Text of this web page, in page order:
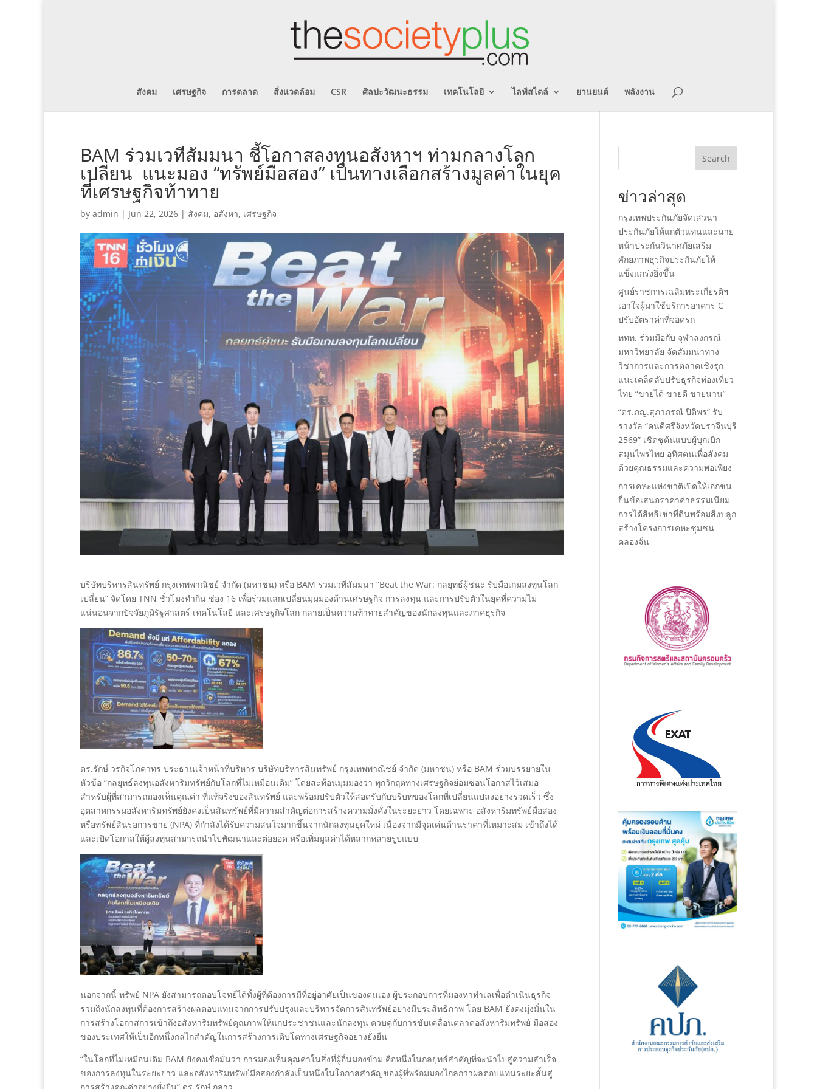
สังคม เศรษฐกิจ การตลาด สิ่งแวดล้อม CSR ศิลปะวัฒนะธรรม เทคโนโลยี ไลฟ์สไตล์ ยานยนต์ พลังงาน
BAM ร่วมเวทีสัมมนา ชี้โอกาสลงทุนอสังหาฯ ท่ามกลางโลก
เปลี่ยน แนะมอง “ทรัพย์มือสอง” เป็นทางเลือกสร้างมูลค่าในยุค
ที่เศรษฐกิจท้าทาย
by admin | Jun 22, 2026 | สังคม, อสังหา, เศรษฐกิจ
บริษัทบริหารสินทรัพย์ กรุงเทพพาณิชย์ จำกัด (มหาชน) หรือ BAM ร่วมเวทีสัมมนา “Beat the War: กลยุทธ์ผู้ชนะ รับมือเกมลงทุนโลก
เปลี่ยน” จัดโดย TNN ชั่วโมงทำกิน ช่อง 16 เพื่อร่วมแลกเปลี่ยนมุมมองด้านเศรษฐกิจ การลงทุน และการปรับตัวในยุคที่ความไม่
แน่นอนจากปัจจัยภูมิรัฐศาสตร์ เทคโนโลยี และเศรษฐกิจโลก กลายเป็นความท้าทายสำคัญของนักลงทุนและภาคธุรกิจ
ดร.รักษ์ วรกิจโภคาทร ประธานเจ้าหน้าที่บริหาร บริษัทบริหารสินทรัพย์ กรุงเทพพาณิชย์ จำกัด (มหาชน) หรือ BAM ร่วมบรรยายใน
หัวข้อ “กลยุทธ์ลงทุนอสังหาริมทรัพย์กับโลกที่ไม่เหมือนเดิม” โดยสะท้อนมุมมองว่า ทุกวิกฤตทางเศรษฐกิจย่อมซ่อนโอกาสไว้เสมอ
สำหรับผู้ที่สามารถมองเห็นคุณค่า ที่แท้จริงของสินทรัพย์ และพร้อมปรับตัวให้สอดรับกับบริบทของโลกที่เปลี่ยนแปลงอย่างรวดเร็ว ซึ่ง
อุตสาหกรรมอสังหาริมทรัพย์ยังคงเป็นสินทรัพย์ที่มีความสำคัญต่อการสร้างความมั่งคั่งในระยะยาว โดยเฉพาะ อสังหาริมทรัพย์มือสอง
หรือทรัพย์สินรอการขาย (NPA) ที่กำลังได้รับความสนใจมากขึ้นจากนักลงทุนยุคใหม่ เนื่องจากมีจุดเด่นด้านราคาที่เหมาะสม เข้าถึงได้
และเปิดโอกาสให้ผู้ลงทุนสามารถนำไปพัฒนาและต่อยอด หรือเพิ่มมูลค่าได้หลากหลายรูปแบบ
นอกจากนี้ ทรัพย์ NPA ยังสามารถตอบโจทย์ได้ทั้งผู้ที่ต้องการมีที่อยู่อาศัยเป็นของตนเอง ผู้ประกอบการที่มองหาทำเลเพื่อดำเนินธุรกิจ
รวมถึงนักลงทุนที่ต้องการสร้างผลตอบแทนจากการปรับปรุงและบริหารจัดการสินทรัพย์อย่างมีประสิทธิภาพ โดย BAM ยังคงมุ่งมั่นใน
การสร้างโอกาสการเข้าถึงอสังหาริมทรัพย์คุณภาพให้แก่ประชาชนและนักลงทุน ควบคู่กับการขับเคลื่อนตลาดอสังหาริมทรัพย์ มือสอง
ของประเทศให้เป็นอีกหนึ่งกลไกสำคัญในการสร้างการเติบโตทางเศรษฐกิจอย่างยั่งยืน
“ในโลกที่ไม่เหมือนเดิม BAM ยังคงเชื่อมั่นว่า การมองเห็นคุณค่าในสิ่งที่ผู้อื่นมองข้าม คือหนึ่งในกลยุทธ์สำคัญที่จะนำไปสู่ความสำเร็จ
ของการลงทุนในระยะยาว และอสังหาริมทรัพย์มือสองกำลังเป็นหนึ่งในโอกาสสำคัญของผู้ที่พร้อมมองไกลกว่าผลตอบแทนระยะสั้นสู่
Search
ข่าวล่าสุด
กรุงเทพประกันภัยจัดเสวนา
ประกันภัยให้แก่ตัวแทนและนาย
หน้าประกันวินาศภัยเสริม
ศักยภาพธุรกิจประกันภัยให้
แข็งแกร่งยิ่งขึ้น
ศูนย์ราชการเฉลิมพระเกียรติฯ
เอาใจผู้มาใช้บริการอาคาร C
ปรับอัตราค่าที่จอดรถ
ททท. ร่วมมือกับ จุฬาลงกรณ์
มหาวิทยาลัย จัดสัมมนาทาง
วิชาการและการตลาดเชิงรุก
แนะเคล็ดลับปรับธุรกิจท่องเที่ยว
ไทย “ขายได้ ขายดี ขายนาน”
“ดร.ภญ.สุภาภรณ์ ปิติพร” รับ
รางวัล “คนดีศรีจังหวัดปราจีนบุรี
2569” เชิดชูต้นแบบผู้บุกเบิก
สมุนไพรไทย อุทิศตนเพื่อสังคม
ด้วยคุณธรรมและความพอเพียง
การเคหะแห่งชาติเปิดให้เอกชน
ยื่นข้อเสนอราคาค่าธรรมเนียม
การได้สิทธิเช่าที่ดินพร้อมสิ่งปลูก
สร้างโครงการเคหะชุมชน
คลองจั่น